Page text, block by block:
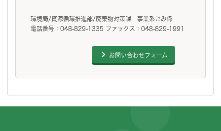
環境局/資源循環推進部/廃棄物対策課 事業系ごみ係
電話番号：048-829-1335 ファックス：048-829-1991
お問い合わせフォーム